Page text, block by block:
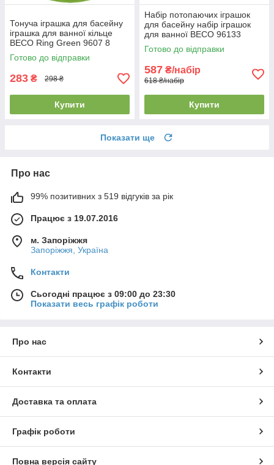
Тонуча іграшка для басейну
іграшка для ванної кільце
BECO Ring Green 9607 8
зелена
Готово до відправки
283 ₴ 298 ₴
Купити
Набір потопаючих іграшок
для басейну набір іграшок
для ванної BECO 96133
різнокольоровий (4шт.)
Готово до відправки
587 ₴/набір
618 ₴/набір
Купити
Показати ще
Про нас
99% позитивних з 519 відгуків за рік
Працює з 19.07.2016
м. Запоріжжя
Запоріжжя, Україна
Контакти
Сьогодні працює з 09:00 до 23:30
Показати весь графік роботи
Про нас
Контакти
Доставка та оплата
Графік роботи
Повна версія сайту